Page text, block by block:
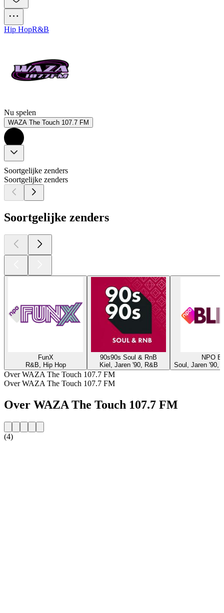
Hip HopR&B
Nu spelen
WAZA The Touch 107.7 FM
Soortgelijke zenders
Soortgelijke zenders
Soortgelijke zenders
FunX
R&B, Hip Hop
90s90s Soul & RnB
Kiel, Jaren '90, R&B
NPO
Soul, Jaren '90,
Over WAZA The Touch 107.7 FM
Over WAZA The Touch 107.7 FM
Over WAZA The Touch 107.7 FM
(4)